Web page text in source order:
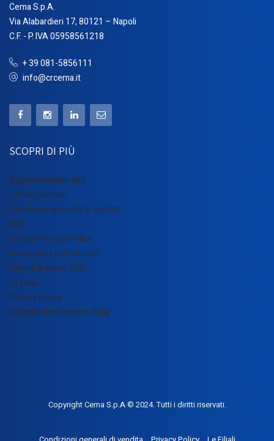
Cema S.p.A.
Via Alabardieri 17, 80121 – Napoli
C.F. - P. IVA 05958561218
+ 39 081-5856111
info@crcema.it
SCOPRI DI PIÙ
Aggiornamento dati
Cema Summer
Condizioni generali di vendita
FAQ
Foreign Privacy Policy
Informativa sui Cookies
Iscriviti al corso VDO
Le Filiali
Privacy Policy
Scheda clienti estero-Italia
Copyright Cema S.p.A © 2024. Tutti i diritti riservati.